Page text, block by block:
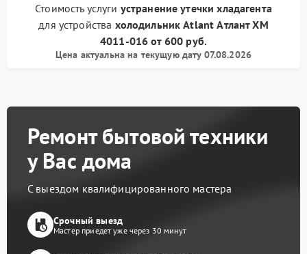
Стоимость услуги устранение утечки хладагента
для устройства холодильник AtlantАтлант ХМ
4011-016от 600 руб.
Цена актуальна на текущую дату 07.08.2026
Ремонт бытовой техники
у Вас дома
С выездом квалифицированного мастера
Срочный выезд
Мастер приедет уже через 30 минут